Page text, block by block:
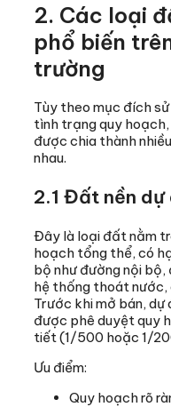
2. Các loại
phổ biến
trường
Tùy theo mục đích
tình trạng quy
được chia thành
nhau.
2.1 Đất nền dự
Đây là loại đất nằm
hoạch tổng thể, có
bộ như đường nội bộ,
hệ thống thoát nước,
Trước khi mở bán, dự
được phê duyệt quy
tiết (1/500 hoặc 1/
Ưu điểm:
Quy hoạch rõ